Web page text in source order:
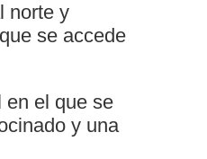
norte y
se accede
en el que se
y una